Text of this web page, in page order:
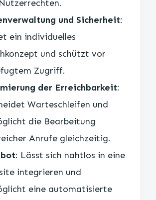
und Sicherheit:
ein individuelles
und schützt vor
Zugriff.
der Erreichbarkeit:
Warteschleifen und
die Bearbeitung
Anrufe gleichzeitig.
: Lässt sich nahtlos in eine
integrieren und
eine automatisierte